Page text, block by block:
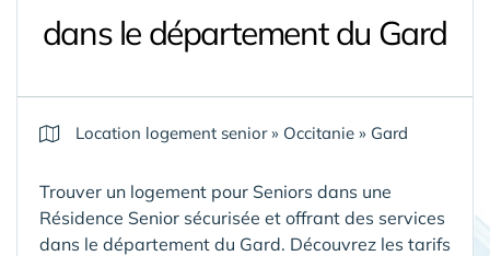
dans le département du Gard
Location logement senior» Occitanie » Gard
Trouver un logement pour Seniors dans une
Résidence Senior sécurisée et offrant des services
dans le département du Gard. Découvrez les tarifs